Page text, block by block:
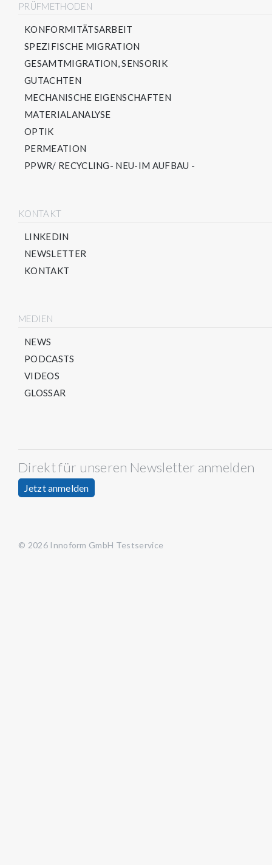
PRÜFMETHODEN
KONFORMITÄTSARBEIT
SPEZIFISCHE MIGRATION
GESAMTMIGRATION, SENSORIK
GUTACHTEN
MECHANISCHE EIGENSCHAFTEN
MATERIALANALYSE
OPTIK
PERMEATION
PPWR/ RECYCLING- NEU-IM AUFBAU -
KONTAKT
LINKEDIN
NEWSLETTER
KONTAKT
MEDIEN
NEWS
PODCASTS
VIDEOS
GLOSSAR
Direkt für unseren Newsletter anmelden
Jetzt anmelden
© 2026 Innoform GmbH Testservice